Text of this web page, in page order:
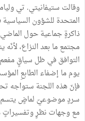
وقالت ستيفانيتي. تي
المتحدة للشؤون
ذاكرةٍ جماعية حول
مجتمع ما بعد النزاع،
التوافق في ظل سياقٍ
يوم ما إضفاء الطابعِ
فإنّ هذه اللجنة ستواجه
سردٍ موضوعيّ لماضٍ يتسم
مع وجهات نظرٍ وتفسيراتٍ